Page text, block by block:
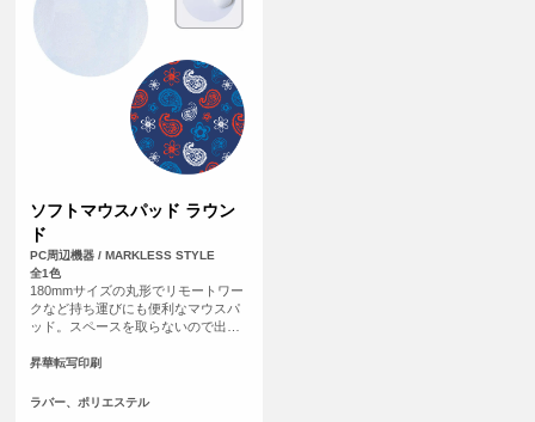
ソフトマウスパッド ラウン
ド
PC周辺機器 / MARKLESS STYLE
全1色
180mmサイズの丸形でリモートワー
クなど持ち運びにも便利なマウスパ
ッド。スペースを取らないので出先
す。
昇華転写印刷
ラバー、ポリエステル